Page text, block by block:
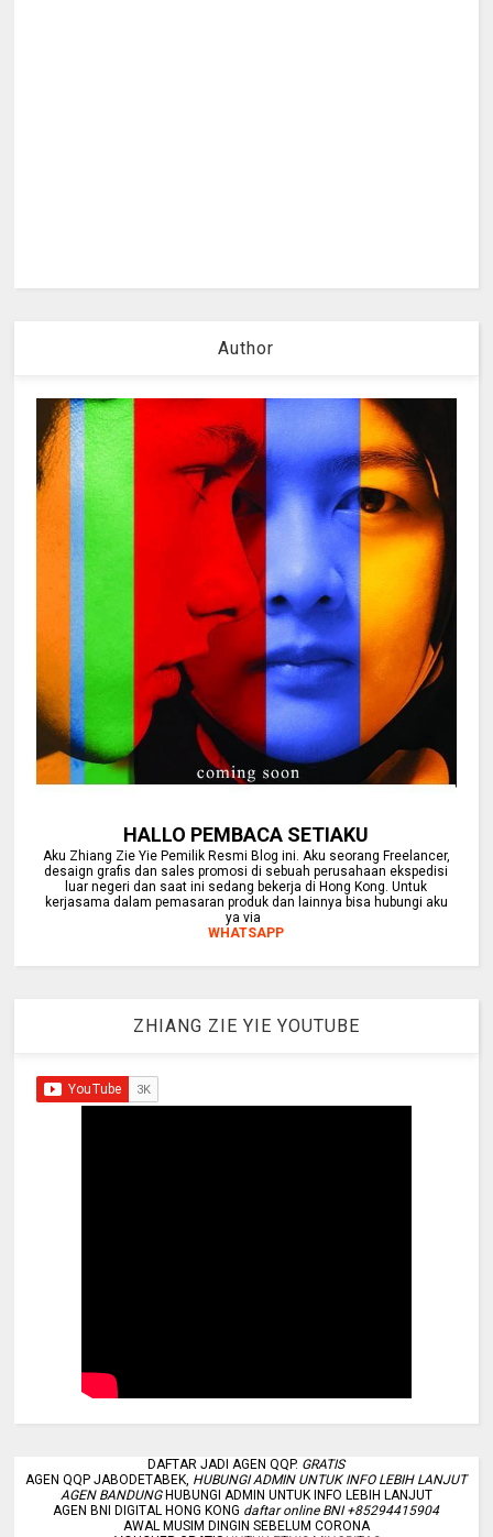
Author
HALLO PEMBACA SETIAKU
Aku Zhiang Zie Yie Pemilik Resmi Blog ini. Aku seorang Freelancer,
desaign grafis dan sales promosi di sebuah perusahaan ekspedisi
luar negeri dan saat ini sedang bekerja di Hong Kong. Untuk
kerjasama dalam pemasaran produk dan lainnya bisa hubungi aku
ya via
WHATSAPP
ZHIANG ZIE YIE YOUTUBE
DAFTAR JADI AGEN QQP. GRATIS
AGEN QQP JABODETABEK, HUBUNGI ADMIN UNTUK INFO LEBIH LANJUT
AGEN BANDUNGHUBUNGI ADMIN UNTUK INFO LEBIH LANJUT
AGEN BNI DIGITAL HONG KONG daftar online BNI +85294415904
AWAL MUSIM DINGIN SEBELUM CORONA